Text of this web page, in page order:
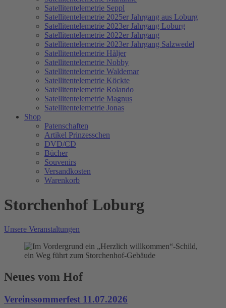
Satellitentelemetrie Seppl
Satellitentelemetrie 2025er Jahrgang aus Loburg
Satellitentelemetrie 2023er Jahrgang Loburg
Satellitentelemetrie 2022er Jahrgang
Satellitentelemetrie 2023er Jahrgang Salzwedel
Satellitentelemetrie Håljer
Satellitentelemetrie Nobby
Satellitentelemetrie Waldemar
Satellitentelemetrie Köckte
Satellitentelemetrie Rolando
Satellitentelemetrie Magnus
Satellitentelemetrie Jonas
Shop
Patenschaften
Artikel Prinzesschen
DVD/CD
Bücher
Souvenirs
Versandkosten
Warenkorb
Storchenhof Loburg
Unsere Veranstaltungen
Neues vom Hof
Vereinssommerfest 11.07.2026